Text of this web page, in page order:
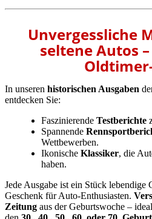
Unvergessliche
seltene Autos
In unseren historischen Ausgaben
entdecken Sie:
Faszinierende Testberichte
Spannende
Wettbewerben.
Ikonische Klassiker, die
haben.
Jede Ausgabe ist ein Stück lebendige
Geschenk für Auto-Enthusiasten.
Zeitung aus der Geburtswoche –